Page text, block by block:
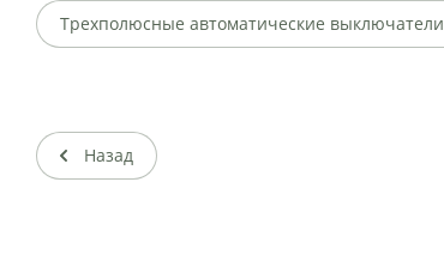
Трехполюсные автоматические выключатели
Назад